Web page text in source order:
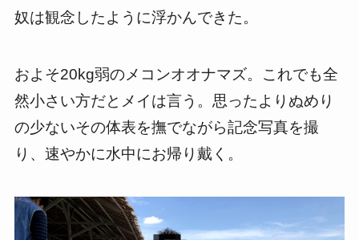
奴は観念したように浮かんできた。
およそ20kg弱のメコンオオナマズ。これでも全
然小さい方だとメイは言う。思ったよりぬめり
の少ないその体表を撫でながら記念写真を撮
り、速やかに水中にお帰り戴く。